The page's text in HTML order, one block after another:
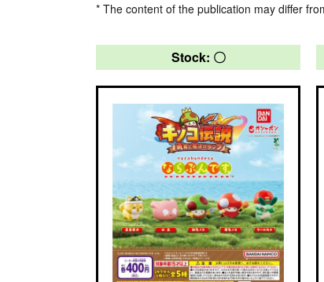
* The content of the publication may differ
Stock: 〇